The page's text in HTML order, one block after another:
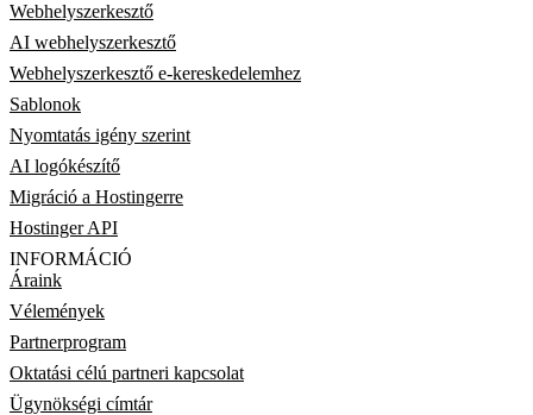
Webhelyszerkesztő
AI webhelyszerkesztő
Webhelyszerkesztő e-kereskedelemhez
Sablonok
Nyomtatás igény szerint
AI logókészítő
Migráció a Hostingerre
Hostinger API
INFORMÁCIÓ
Áraink
Vélemények
Partnerprogram
Oktatási célú partneri kapcsolat
Ügynökségi címtár